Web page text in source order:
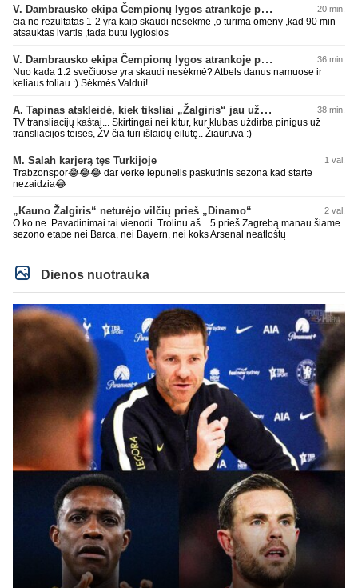
V. Dambrausko ekipa Čempionų lygos atrankoje patyrė skaudžią nesėkmę 20 min.
cia ne rezultatas 1-2 yra kaip skaudi nesekme ,o turima omeny ,kad 90 min
atsauktas ivartis ,tada butu lygiosios
V. Dambrausko ekipa Čempionų lygos atrankoje patyrė skaudžią nesėkmę 36 min.
Nuo kada 1:2 svečiuose yra skaudi nesėkmė? Atbels danus namuose ir
keliaus toliau :) Sėkmės Valdui!
A. Tapinas atskleidė, kiek tiksliai „Žalgiris“ jau uždirbo iš UEFA premijų 38 min.
TV transliacijų kaštai... Skirtingai nei kitur, kur klubas uždirba pinigus už
transliacijos teises, ŽV čia turi išlaidų eilutę.. Žiauruva :)
M. Salah karjerą tęs Turkijoje 1 val.
Trabzonspor😂😂😂 dar verke lepunelis paskutinis sezona kad starte
nezaidzia😂
„Kauno Žalgiris“ neturėjo vilčių prieš „Dinamo“ 2 val.
O ko ne. Pavadinimai tai vienodi. Trolinu aš... 5 prieš Zagrebą manau šiame
sezono etape nei Barca, nei Bayern, nei koks Arsenal neatloštų
Dienos nuotrauka